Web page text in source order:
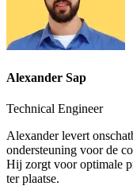
Alexander Sap
Technical Engineer
Alexander levert
ondersteuning voor de
Hij zorgt voor optimale
ter plaatse.